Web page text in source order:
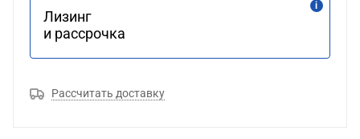
Лизинг
и рассрочка
Рассчитать доставку